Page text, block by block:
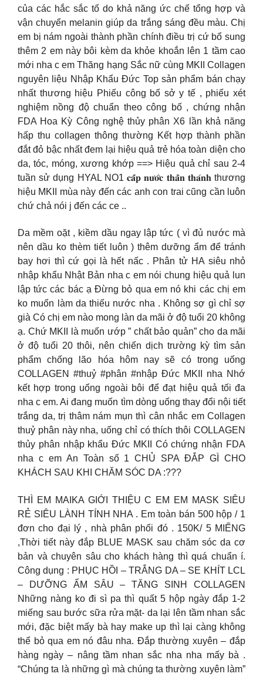
của các hắc sắc tố do khả năng ức chế tổng hợp và
vận chuyển melanin giúp da trắng sáng đều màu. Chị
em bị nám ngoài thành phần chính điều trị cứ bổ sung
thêm 2 em này bôi kèm da khỏe khoắn lên 1 tầm cao
mới nha c em Thăng hạng Sắc nữ cùng MKII Collagen
nguyên liệu Nhập Khẩu Đức Top sản phẩm bán chạy
nhất thương hiệu Phiếu công bố sở y tế , phiếu xét
nghiệm nồng độ chuẩn theo công bố , chứng nhận
FDA Hoa Kỳ Công nghệ thủy phân X6 lần khả năng
hấp thu collagen thông thường Kết hợp thành phần
đắt đỏ bậc nhất đem lại hiệu quả trẻ hóa toàn diện cho
da, tóc, móng, xương khớp ==> Hiệu quả chỉ sau 2-4
tuần sử dụng HYAL NO1 𝐜𝐚̂́𝐩 𝐧𝐮̛𝐨̛́𝐜 𝐭𝐡𝐚̂̀𝐧 𝐭𝐡𝐚́𝐧𝐡 thương
hiệu MKII mùa này đến các anh con trai cũng cần luôn
chứ chả nói j đến các ce ..
Da mềm oặt , kiềm dầu ngay lập tức ( vì đủ nước mà
nên dầu ko thèm tiết luôn ) thêm dưỡng ẩm để tránh
bay hơi thì cứ gọi là hết nấc . Phân tử HA siêu nhỏ
nhập khẩu Nhật Bản nha c em nói chung hiệu quả lun
lập tức các bác ạ Đừng bỏ qua em nó khi các chị em
ko muốn làm da thiếu nước nha . Không sợ gì chỉ sợ
già Có chị em nào mong làn da mãi ở độ tuổi 20 không
ạ. Chứ MKII là muốn ướp ” chất bảo quản” cho da mãi
ở độ tuổi 20 thôi, nên chiến dịch trường kỳ tìm sản
phẩm chống lão hóa hôm nay sẽ có trong uống
COLLAGEN #thuỷ #phân #nhập Đức MKII nha Nhớ
kết hợp trong uống ngoài bôi để đạt hiệu quả tối đa
nha c em. Ai đang muốn tìm dòng uống thay đổi nội tiết
trắng da, trị thâm nám mụn thì cân nhắc em Collagen
thuỷ phân này nha, uống chỉ có thích thôi COLLAGEN
thủy phân nhập khẩu Đức MKII Có chứng nhận FDA
nha c em An Toàn số 1 CHỦ SPA ĐẮP GÌ CHO
KHÁCH SAU KHI CHĂM SÓC DA :???
THÌ EM MAIKA GIỚI THIỆU C EM EM MASK SIÊU
RẺ SIÊU LÀNH TÍNH NHA . Em toàn bán 500 hộp / 1
đơn cho đại lý , nhà phân phối đó . 150K/ 5 MIẾNG
,Thời tiết này đắp BLUE MASK sau chăm sóc da cơ
bản và chuyên sâu cho khách hàng thì quá chuẩn í.
Công dụng : PHỤC HỒI – TRẮNG DA – SE KHÍT LCL
– DƯỠNG ẨM SÂU – TĂNG SINH COLLAGEN
Những nàng ko đi sì pa thì quất 5 hộp ngày đắp 1-2
miếng sau bước sữa rửa mặt- da lại lên tầm nhan sắc
mới, đặc biệt mấy bà hay make up thì lại càng không
thể bỏ qua em nó đâu nha. Đắp thường xuyên – đắp
hàng ngày – nâng tầm nhan sắc nha nha mấy bà .
“Chúng ta là những gì mà chúng ta thường xuyên làm”